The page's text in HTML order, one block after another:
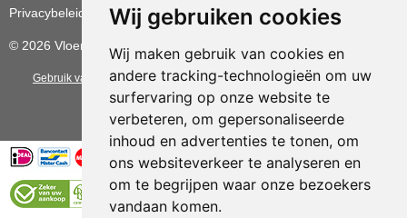
Wij gebruiken cookies
Wij maken gebruik van cookies en
andere tracking-technologieën om uw
surfervaring op onze website te
verbeteren, om gepersonaliseerde
inhoud en advertenties te tonen, om
ons websiteverkeer te analyseren en
om te begrijpen waar onze bezoekers
vandaan komen.
Privacybeleid Cookiebeleid Update cookies voorkeuren
© 2026 Vloerbedekkingvoordelig
Gebruik van deze site betekent dat u dealgemene voorwaarden van CBW